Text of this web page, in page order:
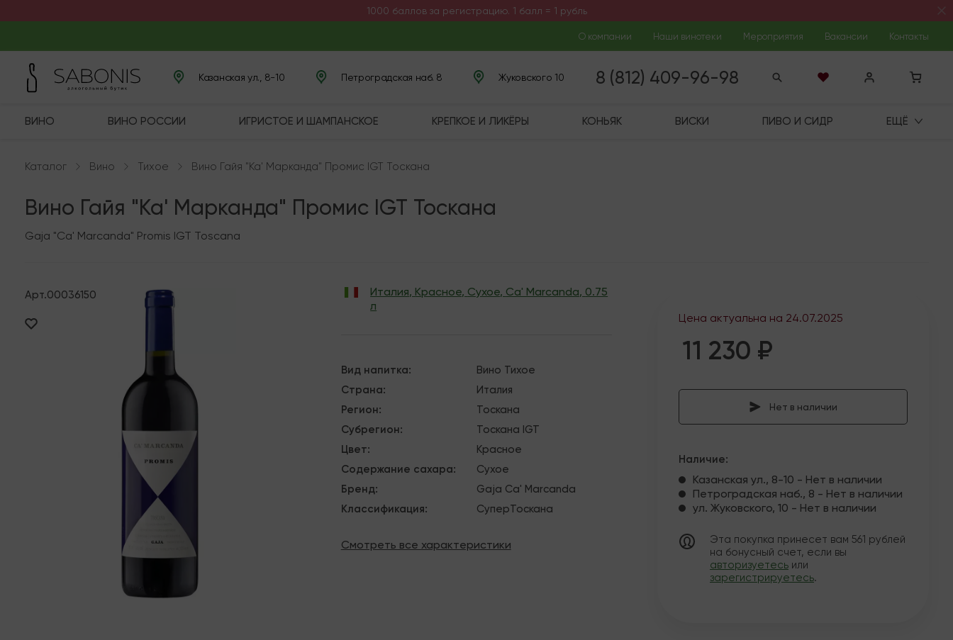
1000 баллов за регистрацию. 1 балл = 1 рубль
О компании Наши винотеки Мероприятия Вакансии Контакты
Казанская ул., 8-10 Петроградская наб. 8 Жуковского 10 8 (812) 409-96-98
ВИНО ВИНО РОССИИ ИГРИСТОЕ И ШАМПАНСКОЕ КРЕПКОЕ И ЛИКЁРЫ КОНЬЯК ВИСКИ ПИВО И СИДР ЕЩЁ
Каталог Вино Тихое Вино Гайя "Ка' Марканда" Промис IGT Тоскана
Вино Гайя "Ка' Марканда" Промис IGT Тоскана
Gaja "Ca' Marcanda" Promis IGT Toscana
Арт.00036150 Италия, Красное, Сухое, Ca' Marcanda, 0.75
л
Вид напитка: Вино Тихое
Страна:
Италия
Регион:
Тоскана
Субрегион:
Тоскана IGT
Цвет:
Красное
Содержание сахара:
Сухое
Бренд: Gaja Ca' Marcanda
Классификация: СуперТоскана
Смотреть все характеристики
Цена актуальна на 24.07.2025
11 230 ₽
Нет в наличии
Наличие:
Казанская ул., 8-10 - Нет в наличии
Петроградская наб., 8 - Нет в наличии
ул. Жуковского, 10 - Нет в наличии
Эта покупка принесет вам 561 рублей
на бонусный счет, если вы
авторизуетесь или
зарегистрируетесь.